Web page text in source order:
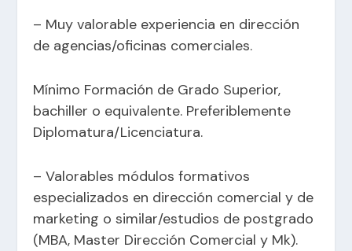
– Muy valorable experiencia en dirección
de agencias/oficinas comerciales.
Mínimo Formación de Grado Superior,
bachiller o equivalente. Preferiblemente
Diplomatura/Licenciatura.
– Valorables módulos formativos
especializados en dirección comercial y de
marketing o similar/estudios de postgrado
(MBA, Master Dirección Comercial y Mk).